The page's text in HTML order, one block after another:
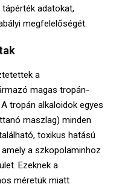
adatokat,
megfelelőségét.
a
magas tropán-
tropán alkaloidok egyes
maszlag) minden
toxikus hatású
a szkopolaminhoz
Ezeknek a
méretük miatt